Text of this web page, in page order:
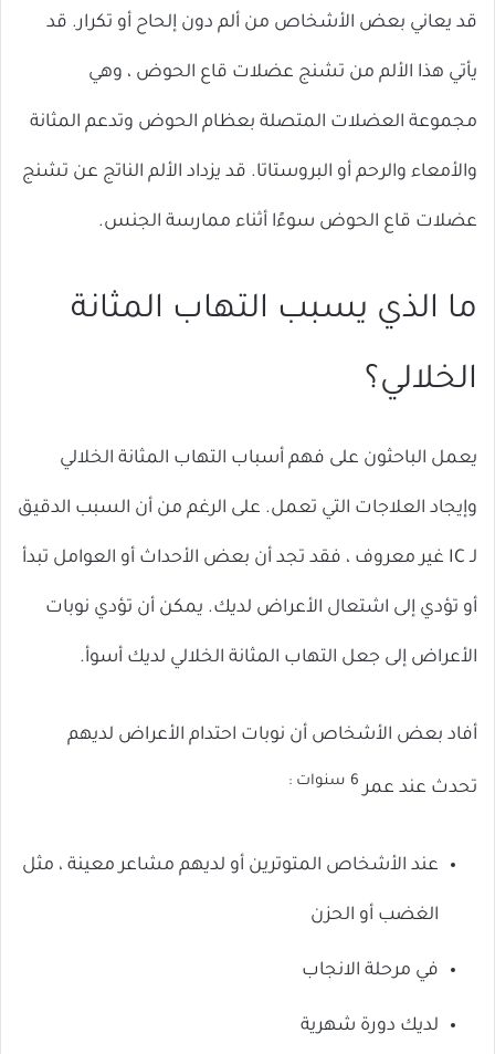
قد يعاني بعض الأشخاص من ألم دون إلحاح أو تكرار. قد
يأتي هذا الألم من تشنج عضلات قاع الحوض ، وهي
مجموعة العضلات المتصلة بعظام الحوض وتدعم المثانة
والأمعاء والرحم أو البروستاتا. قد يزداد الألم الناتج عن تشنج
عضلات قاع الحوض سوءًا أثناء ممارسة الجنس.
ما الذي يسبب التهاب المثانة
الخلالي؟
يعمل الباحثون على فهم أسباب التهاب المثانة الخلالي
وإيجاد العلاجات التي تعمل. على الرغم من أن السبب الدقيق
لـ IC غير معروف ، فقد تجد أن بعض الأحداث أو العوامل تبدأ
أو تؤدي إلى اشتعال الأعراض لديك. يمكن أن تؤدي نوبات
الأعراض إلى جعل التهاب المثانة الخلالي لديك أسوأ.
أفاد بعض الأشخاص أن نوبات احتدام الأعراض لديهم
تحدث عند عمر 6 سنوات :
عند الأشخاص المتوترين أو لديهم مشاعر معينة ، مثل
الغضب أو الحزن
في مرحلة الانجاب
لديك دورة شهرية